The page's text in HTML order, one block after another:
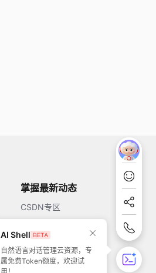
AI Shell
自然语言对话管理云资源，专
属免费Token额度，欢迎试
掌握最新动态
CSDN专区
开源中国
51CTO